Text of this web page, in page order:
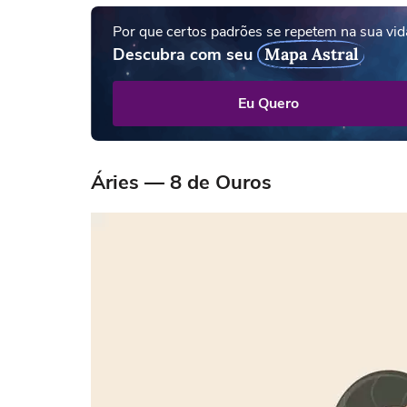
Por que certos padrões se repetem na sua
Descubra com seu Mapa Astral
Eu Quero
Áries — 8 de Ouros